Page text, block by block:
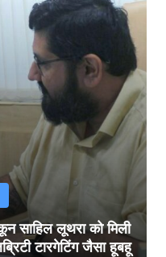
साहिल लूथरा को मिली
टारगेटिंग जैसा हूबहू